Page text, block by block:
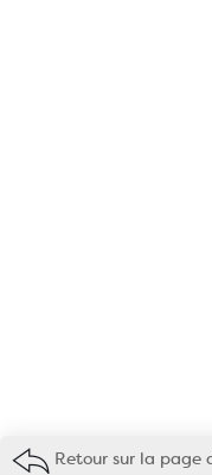
Retour sur la page